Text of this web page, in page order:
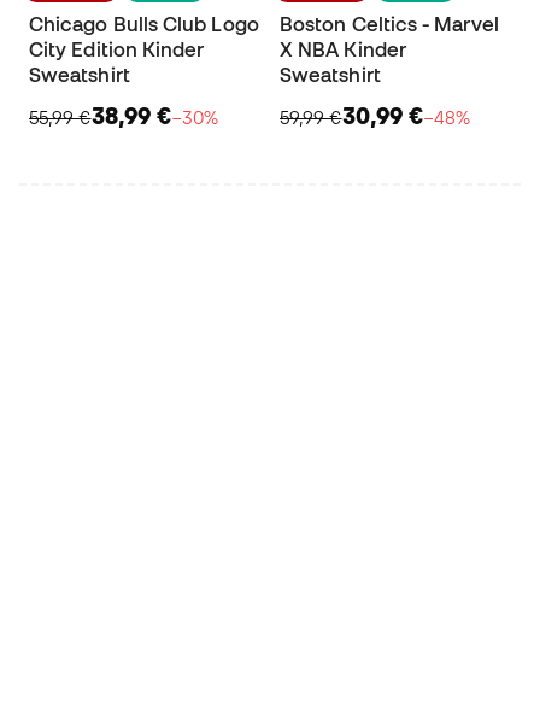
Chicago Bulls Club Logo
City Edition Kinder
Sweatshirt
55,99 €38,99 €−30%
Boston Celtics - Marvel
X NBA Kinder
Sweatshirt
59,99 €30,99 €−48%